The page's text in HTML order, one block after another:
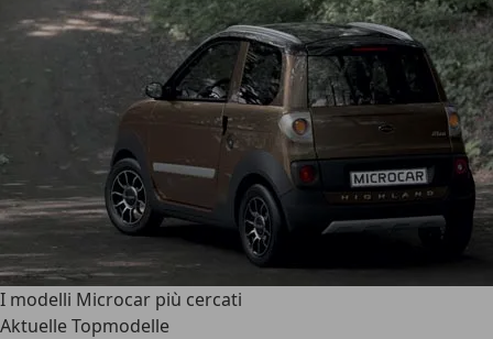
I modelli Microcar più cercati
Aktuelle Topmodelle